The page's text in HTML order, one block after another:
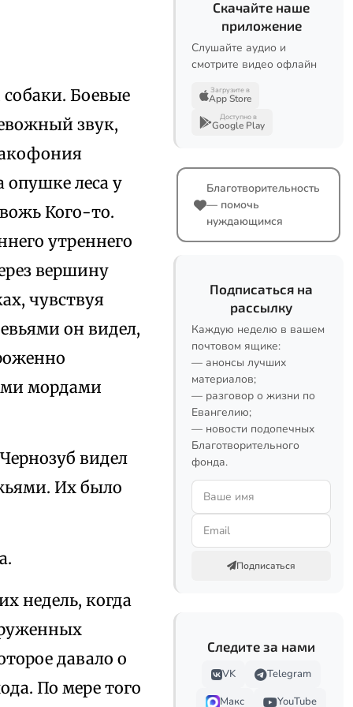
Боевые
звук,
опушке леса у
Кого-то.
утреннего
вершину
чувствуя
он видел,
мордами
видел
Их было
недель, когда
давало о
По мере того
Скачайте наше
приложение
Слушайте аудио и
смотрите видео офлайн
Загрузите в
App Store
Доступно в
Google Play
Благотворительность
— помочь
нуждающимся
Подписаться на
рассылку
Каждую неделю в вашем
почтовом ящике:
— анонсы лучших
материалов;
— разговор о жизни по
Евангелию;
— новости подопечных
Благотворительного
фонда.
Подписаться
Следите за нами
VK
Telegram
Макс
YouTube